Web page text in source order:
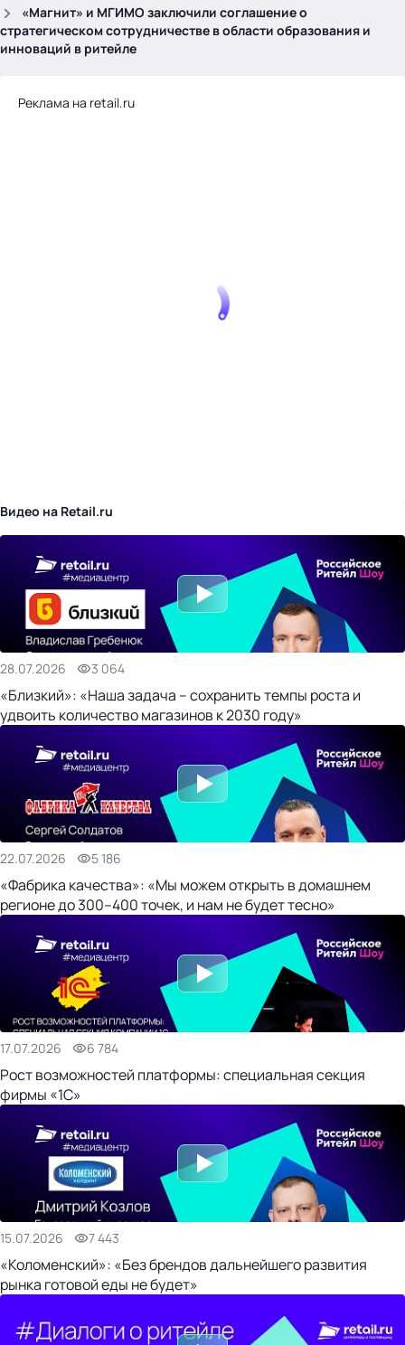
«Магнит» и МГИМО заключили соглашение о
стратегическом сотрудничестве в области образования и
инноваций в ритейле
Реклама на retail.ru
Видео на Retail.ru
28.07.2026 3 064
«Близкий»: «Наша задача – сохранить темпы роста и
удвоить количество магазинов к 2030 году»
22.07.2026 5 186
«Фабрика качества»: «Мы можем открыть в домашнем
регионе до 300–400 точек, и нам не будет тесно»
17.07.2026 6 784
Рост возможностей платформы: специальная секция
фирмы «1С»
15.07.2026 7 443
«Коломенский»: «Без брендов дальнейшего развития
рынка готовой еды не будет»